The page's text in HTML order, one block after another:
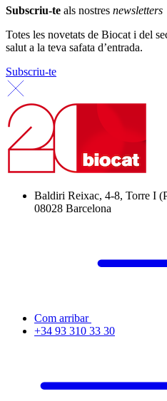
Subscriu-te als nostres newsletters
Totes les novetats de Biocat i del
salut a la teva safata d’entrada.
Subscriu-te
Baldiri Reixac, 4-8, Torre I
08028 Barcelona
Com arribar
+34 93 310 33 30